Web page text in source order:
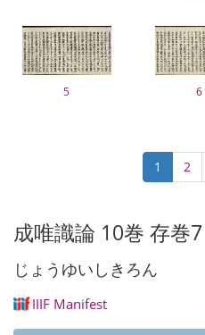
5 6
Current
page
1 Page
2
成唯識論 10巻 存巻7
じょうゆいしきろん
IIIF Manifest